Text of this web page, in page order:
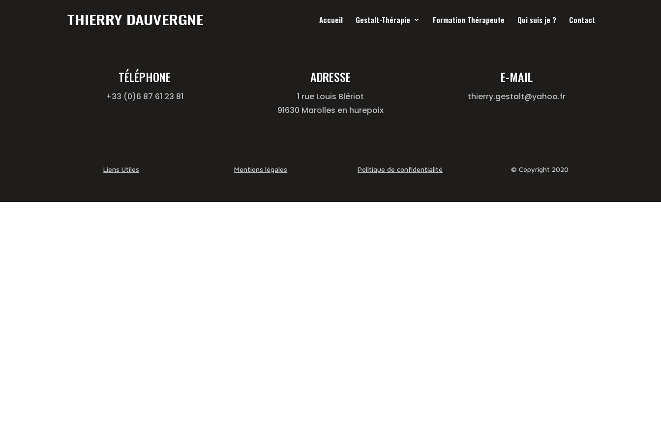
Accueil Gestalt-Thérapie Formation Thérapeute Qui suis je ? Contact
TÉLÉPHONE
+33 (0)6 87 61 23 81
ADRESSE
1 rue Louis Blériot
91630 Marolles en hurepoix
E-MAIL
thierry.gestalt@yahoo.fr
Liens Utiles Mentions légales Politique de confidentialité © Copyright 2020